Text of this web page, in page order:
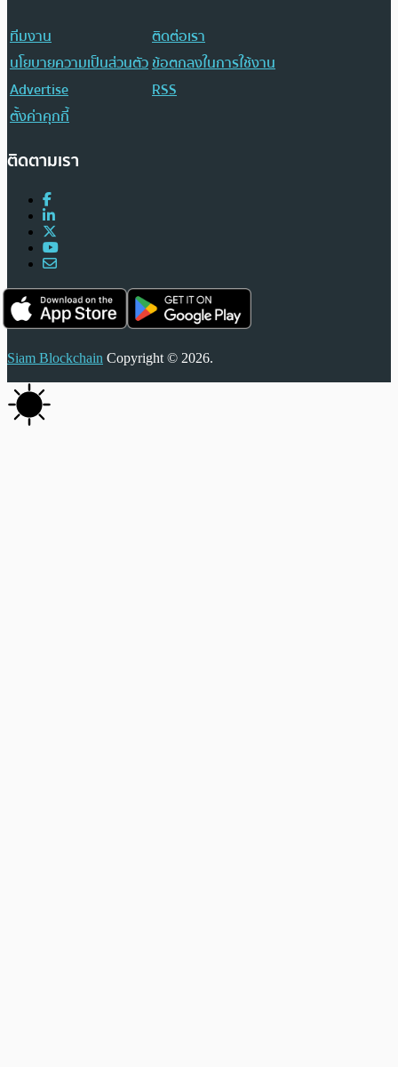
ทีมงาน
ติดต่อเรา
นโยบายความเป็นส่วนตัวข้อตกลงในการใช้งาน
Advertise
RSS
ตั้งค่าคุกกี้
ติดตามเรา
Siam Blockchain Copyright © 2026.